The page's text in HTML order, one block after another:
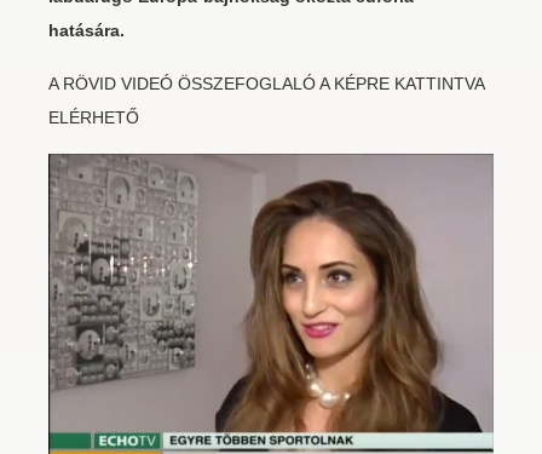
hatására.
A RÖVID VIDEÓ ÖSSZEFOGLALÓ A KÉPRE KATTINTVA
ELÉRHETŐ